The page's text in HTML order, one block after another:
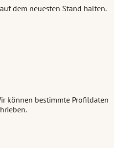
dem neuesten Stand halten.
können bestimmte Profildaten